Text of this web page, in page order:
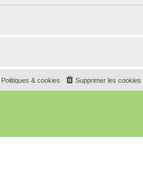
Supprimer les cookies
Politiques & cookies